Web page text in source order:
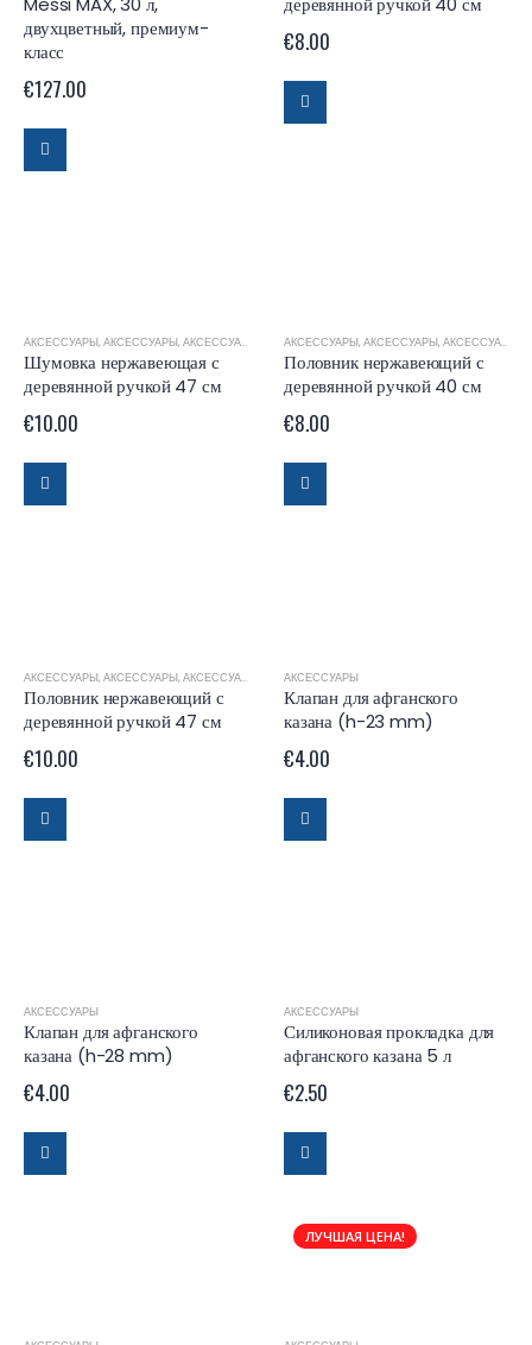
двухцветный, премиум-
класс
€127.00
€8.00
АКСЕССУАРЫ, АКСЕССУАРЫ, АКСЕССУАРЫ ДЛЯ КАЗАНОВ
Шумовка нержавеющая с
деревянной ручкой 47 см
€10.00
АКСЕССУАРЫ, АКСЕССУАРЫ, АКСЕССУАРЫ ДЛЯ КАЗАНОВ
Половник нержавеющий с
деревянной ручкой 40 см
€8.00
АКСЕССУАРЫ, АКСЕССУАРЫ, АКСЕССУАРЫ ДЛЯ КАЗАНОВ
Половник нержавеющий с
деревянной ручкой 47 см
€10.00
АКСЕССУАРЫ
Клапан для афганского
казана (h-23 mm)
€4.00
АКСЕССУАРЫ
Клапан для афганского
казана (h-28 mm)
€4.00
АКСЕССУАРЫ
Силиконовая прокладка для
афганского казана 5 л
€2.50
ЛУЧШАЯ ЦЕНА!